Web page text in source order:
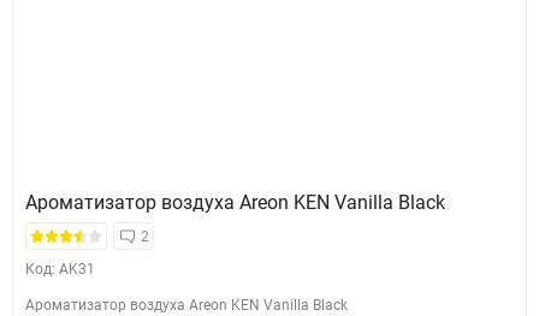
Ароматизатор воздуха Areon KEN Vanilla Black
2
Код: AK31
Ароматизатор воздуха Areon KEN Vanilla Black